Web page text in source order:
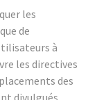
les
de
à
les directives
des
divulgués,